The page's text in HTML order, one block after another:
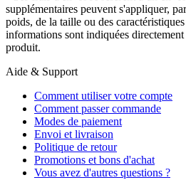
supplémentaires peuvent s'appliquer,
poids, de la taille ou des
informations sont indiquées
produit.
Aide & Support
Comment utiliser votre compte
Comment passer commande
Modes de paiement
Envoi et livraison
Politique de retour
Promotions et bons d'achat
Vous avez d'autres questions ?